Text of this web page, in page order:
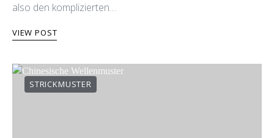
also den komplizierten…
VIEW POST
STRICKMUSTER